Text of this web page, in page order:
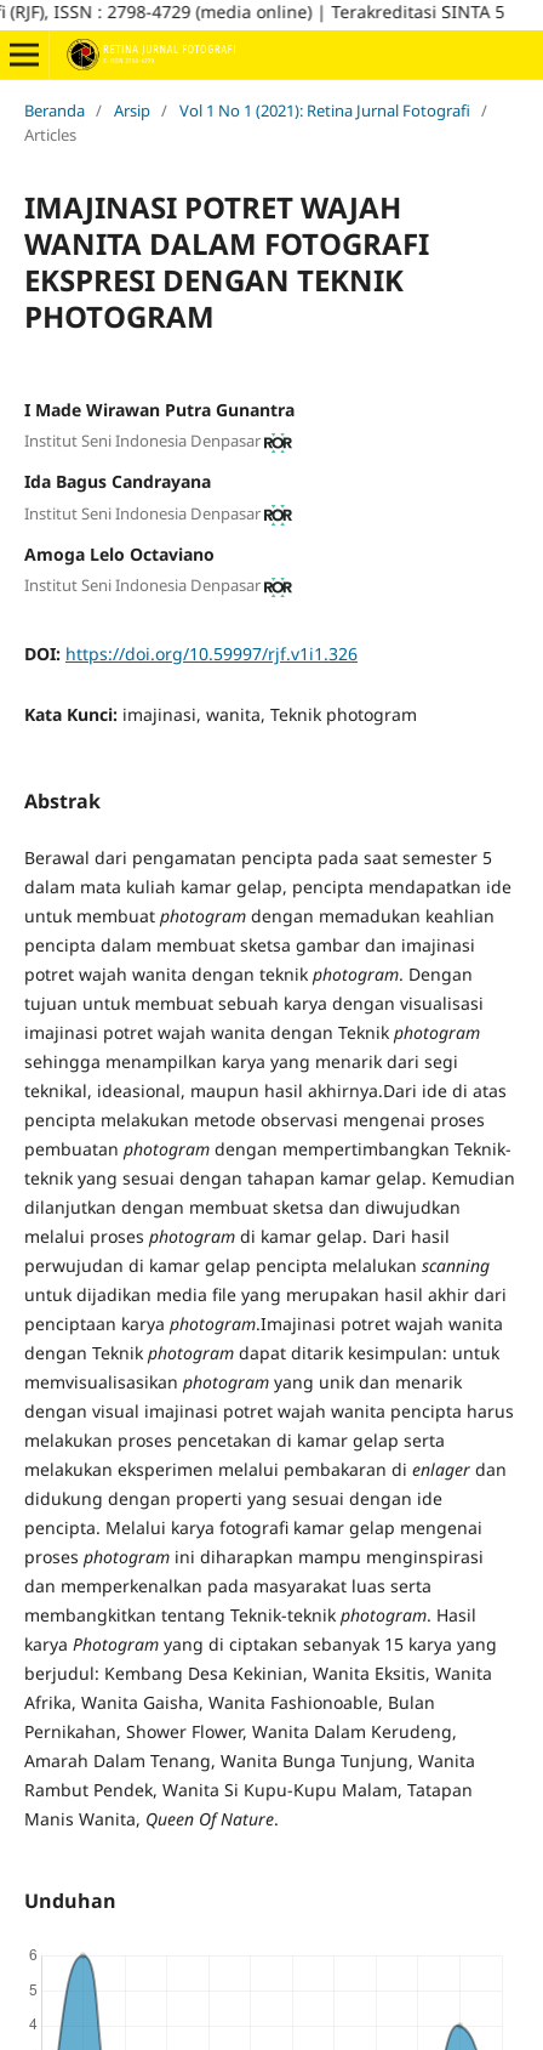
ISSN : 2798-4729 (media online) | Terakreditasi SINTA 5
Beranda / Arsip / Vol 1 No 1 (2021): Retina Jurnal Fotografi /
Articles
IMAJINASI POTRET WAJAH
WANITA DALAM FOTOGRAFI
EKSPRESI DENGAN TEKNIK
PHOTOGRAM
I Made Wirawan Putra Gunantra
Institut Seni Indonesia Denpasar
Ida Bagus Candrayana
Institut Seni Indonesia Denpasar
Amoga Lelo Octaviano
Institut Seni Indonesia Denpasar
DOI: https://doi.org/10.59997/rjf.v1i1.326
Kata Kunci: imajinasi, wanita, Teknik photogram
Abstrak
Berawal dari pengamatan pencipta pada saat semester 5
dalam mata kuliah kamar gelap, pencipta mendapatkan ide
untuk membuat photogram dengan memadukan keahlian
pencipta dalam membuat sketsa gambar dan imajinasi
potret wajah wanita dengan teknik photogram. Dengan
tujuan untuk membuat sebuah karya dengan visualisasi
imajinasi potret wajah wanita dengan Teknik photogram
sehingga menampilkan karya yang menarik dari segi
teknikal, ideasional, maupun hasil akhirnya.Dari ide di atas
pencipta melakukan metode observasi mengenai proses
pembuatan photogram dengan mempertimbangkan Teknik-
teknik yang sesuai dengan tahapan kamar gelap. Kemudian
dilanjutkan dengan membuat sketsa dan diwujudkan
melalui proses photogram di kamar gelap. Dari hasil
perwujudan di kamar gelap pencipta melalukan scanning
untuk dijadikan media file yang merupakan hasil akhir dari
penciptaan karya photogram.Imajinasi potret wajah wanita
dengan Teknik photogram dapat ditarik kesimpulan: untuk
memvisualisasikan photogram yang unik dan menarik
dengan visual imajinasi potret wajah wanita pencipta harus
melakukan proses pencetakan di kamar gelap serta
melakukan eksperimen melalui pembakaran di enlager dan
didukung dengan properti yang sesuai dengan ide
pencipta. Melalui karya fotografi kamar gelap mengenai
proses photogram ini diharapkan mampu menginspirasi
dan memperkenalkan pada masyarakat luas serta
membangkitkan tentang Teknik-teknik photogram. Hasil
karya Photogramyang di ciptakan sebanyak 15 karya yang
berjudul: Kembang Desa Kekinian, Wanita Eksitis, Wanita
Afrika, Wanita Gaisha, Wanita Fashionoable, Bulan
Pernikahan, Shower Flower, Wanita Dalam Kerudeng,
Amarah Dalam Tenang, Wanita Bunga Tunjung, Wanita
Rambut Pendek, Wanita Si Kupu-Kupu Malam, Tatapan
Manis Wanita, Queen Of Nature.
Unduhan